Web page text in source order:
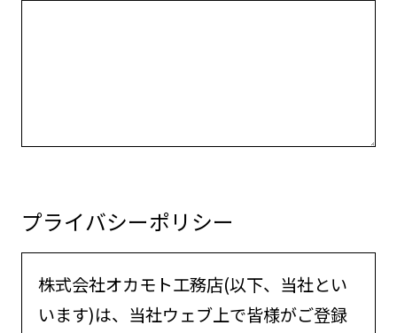
プライバシーポリシー
株式会社オカモト工務店(以下、当社とい
います)は、当社ウェブ上で皆様がご登録